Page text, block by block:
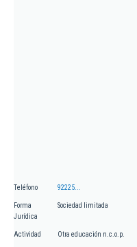
Teléfono 92225...
Forma
Jurídica
Sociedad limitada
Actividad Otra educación n.c.o.p.